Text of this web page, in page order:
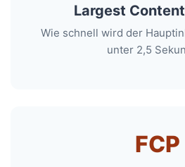
Largest
Wie schnell wird der
unter 2,5
FCP